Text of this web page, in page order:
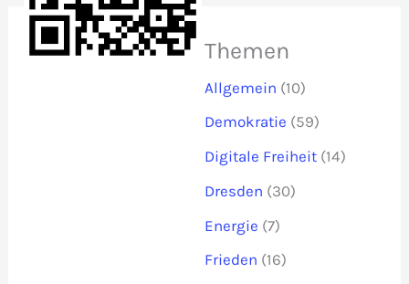
Themen
Allgemein (10)
Demokratie (59)
Digitale Freiheit (14)
Dresden (30)
Energie (7)
Frieden (16)